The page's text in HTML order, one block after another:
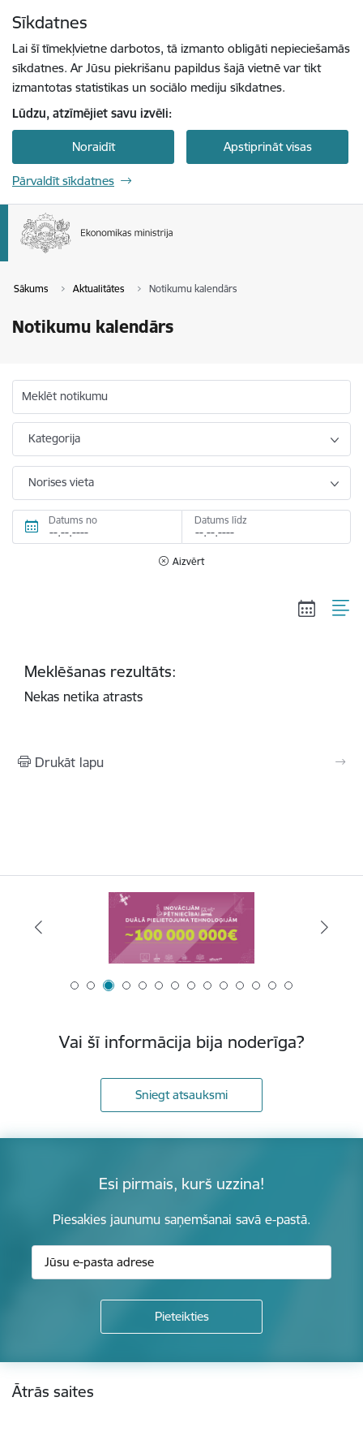
Sīkdatnes
Lai šī tīmekļvietne darbotos, tā izmanto obligāti nepieciešamās
sīkdatnes. Ar Jūsu piekrišanu papildus šajā vietnē var tikt
izmantotas statistikas un sociālo mediju sīkdatnes.
Lūdzu, atzīmējiet savu izvēli:
Noraidīt Apstiprināt visas
Pārvaldīt sīkdatnes
Sākums Aktualitātes Notikumu kalendārs
Notikumu kalendārs
Meklēt notikumu
Kategorija
Norises vieta
Datums no Datums līdz
Aizvērt
Meklēšanas rezultāts:
Nekas netika atrasts
Drukāt lapu
Vai šī informācija bija noderīga?
Sniegt atsauksmi
Esi pirmais, kurš uzzina!
Piesakies jaunumu saņemšanai savā e-pastā.
Kājene
Ātrās saites